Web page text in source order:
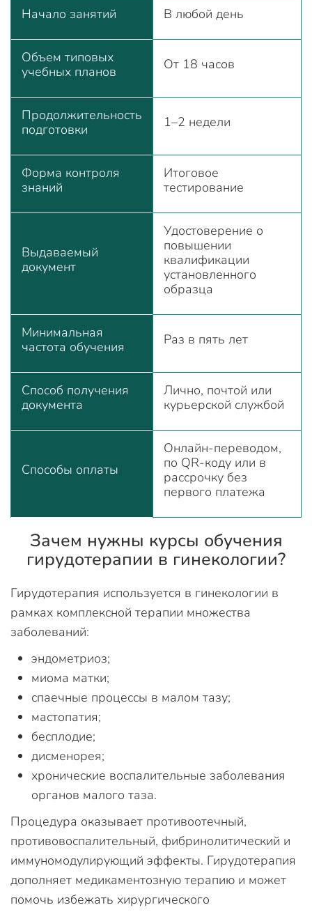
Начало занятий В любой день
Объем типовых
учебных планов
От 18 часов
Продолжительность
подготовки
1–2 недели
Форма контроля
знаний
Итоговое
тестирование
Выдаваемый
документ
Удостоверение о
повышении
квалификации
установленного
образца
Минимальная
частота обучения
Раз в пять лет
Способ получения
документа
Лично, почтой или
курьерской службой
Способы оплаты
Онлайн-переводом,
по QR-коду или в
рассрочку без
первого платежа
Зачем нужны курсы обучения
гирудотерапии в гинекологии?
Гирудотерапия используется в гинекологии в
рамках комплексной терапии множества
заболеваний:
эндометриоз;
миома матки;
спаечные процессы в малом тазу;
мастопатия;
бесплодие;
дисменорея;
хронические воспалительные заболевания
органов малого таза.
Процедура оказывает противоотечный,
противовоспалительный, фибринолитический и
иммуномодулирующий эффекты. Гирудотерапия
дополняет медикаментозную терапию и может
помочь избежать хирургического